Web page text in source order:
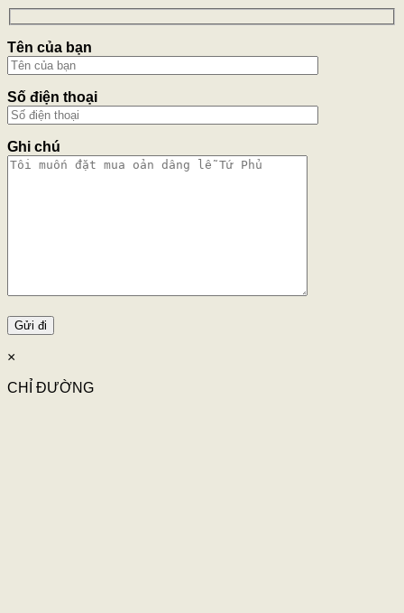
Tên của bạn
Số điện thoại
Ghi chú
×
CHỈ ĐƯỜNG